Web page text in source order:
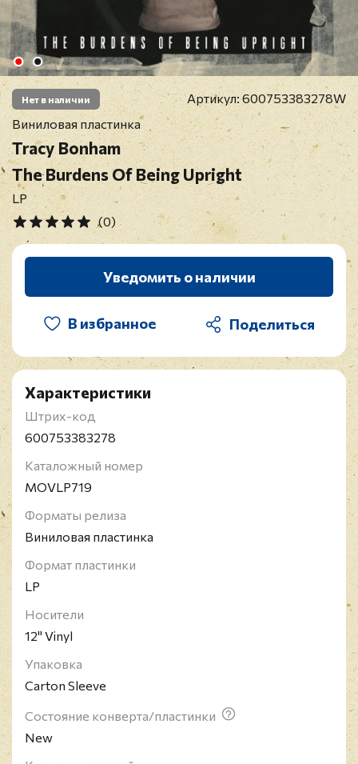
Нет в наличии Артикул: 600753383278W
Виниловая пластинка
Tracy Bonham
The Burdens Of Being Upright
LP
(0)
Уведомить о наличии
В избранное
Характеристики
Штрих-код
600753383278
Каталожный номер
MOVLP719
Форматы релиза
Виниловая пластинка
Формат пластинки
LP
Носители
12" Vinyl
Упаковка
Carton Sleeve
Состояние конверта/пластинки
New